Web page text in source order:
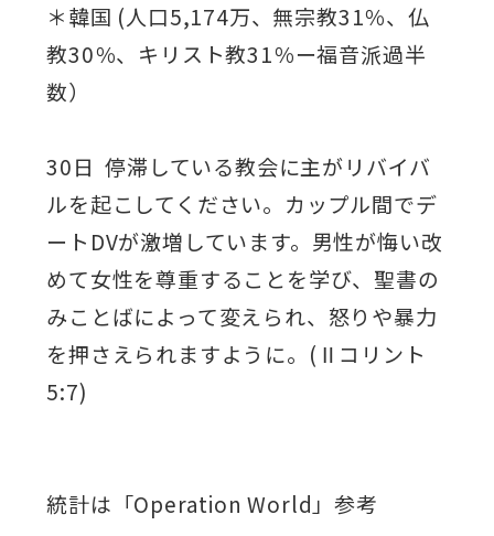
＊韓国 (人口5,174万、無宗教31％、仏
教30％、キリスト教31％ー福音派過半
数）
30日 停滞している教会に主がリバイバ
ルを起こしてください。カップル間でデ
ートDVが激増しています。男性が悔い改
めて女性を尊重することを学び、聖書の
みことばによって変えられ、怒りや暴力
を押さえられますように。(Ⅱコリント
5:7)
統計は「Operation World」参考